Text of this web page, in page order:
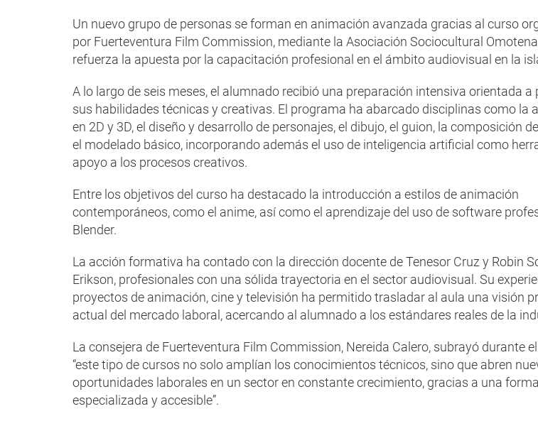
Un nuevo grupo de personas se forman en animación avanzada gracias al curso
por Fuerteventura Film Commission, mediante la Asociación Sociocultural
refuerza la apuesta por la capacitación profesional en el ámbito audiovisual en la
A lo largo de seis meses, el alumnado recibió una preparación intensiva orientada a
sus habilidades técnicas y creativas. El programa ha abarcado disciplinas como la
en 2D y 3D, el diseño y desarrollo de personajes, el dibujo, el guion, la composición
el modelado básico, incorporando además el uso de inteligencia artificial como
apoyo a los procesos creativos.
Entre los objetivos del curso ha destacado la introducción a estilos de animación
contemporáneos, como el anime, así como el aprendizaje del uso de software
Blender.
La acción formativa ha contado con la dirección docente de Tenesor Cruz y Robin
Erikson, profesionales con una sólida trayectoria en el sector audiovisual. Su
proyectos de animación, cine y televisión ha permitido trasladar al aula una visión
actual del mercado laboral, acercando al alumnado a los estándares reales de la
La consejera de Fuerteventura Film Commission, Nereida Calero, subrayó durante
“este tipo de cursos no solo amplían los conocimientos técnicos, sino que abren
oportunidades laborales en un sector en constante crecimiento, gracias a una
especializada y accesible”.